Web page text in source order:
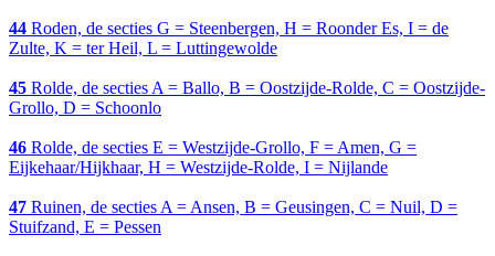
44 Roden, de secties G = Steenbergen, H = Roonder Es, I = de
Zulte, K = ter Heil, L = Luttingewolde
45 Rolde, de secties A = Ballo, B = Oostzijde-Rolde, C = Oostzijde-
Grollo, D = Schoonlo
46 Rolde, de secties E = Westzijde-Grollo, F = Amen, G =
Eijkehaar/Hijkhaar, H = Westzijde-Rolde, I = Nijlande
47 Ruinen, de secties A = Ansen, B = Geusingen, C = Nuil, D =
Stuifzand, E = Pessen